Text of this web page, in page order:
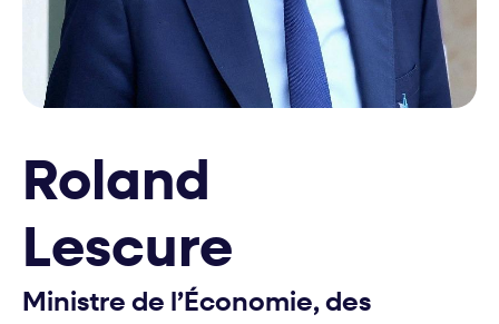
Roland
Lescure
Ministre de l’Économie, des